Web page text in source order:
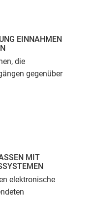
EINNAHMEN
die
gegenüber
MIT
elektronische